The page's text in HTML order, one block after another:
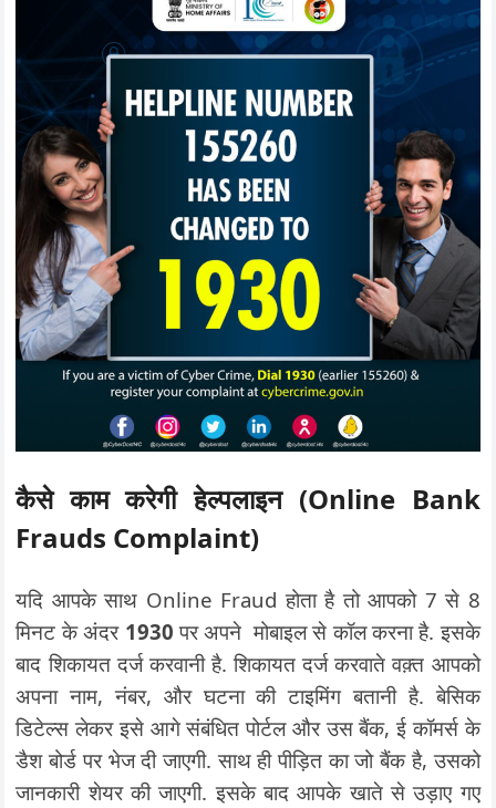
कैसे काम करेगी हेल्पलाइन(Online Bank
Frauds Complaint)
यदि आपके साथ Online Fraud होता है तो आपको 7 से 8
मिनट के अंदर 1930 पर अपने मोबाइल से कॉल करना है. इसके
बाद शिकायत दर्ज करवानी है. शिकायत दर्ज करवाते वक़्त आपको
अपना नाम, नंबर, और घटना की टाइमिंग बतानी है. बेसिक
डिटेल्स लेकर इसे आगे संबंधित पोर्टल और उस बैंक, ई कॉमर्स के
डैश बोर्ड पर भेज दी जाएगी. साथ ही पीड़ित का जो बैंक है, उसको
जानकारी शेयर की जाएगी. इसके बाद आपके खाते से उड़ाए गए